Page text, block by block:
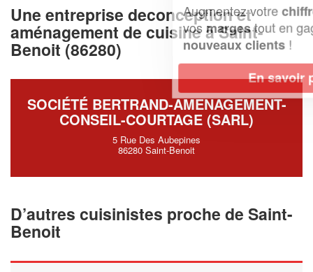
Une entreprise deconception et
aménagement de cuisine à Saint-
Benoit (86280)
SOCIÉTÉ BERTRAND-AMENAGEMENT-
CONSEIL-COURTAGE (SARL)
5 Rue Des Aubepines
86280 Saint-Benoit
D’autres cuisinistes proche de Saint-
Benoit
Augmentez votrechiffre d'affaireset
vosmargestout en gagnant de
nouveaux clients!
En savoir plus